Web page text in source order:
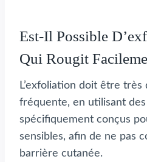
Est-Il Possible
Qui Rougit
L’exfoliation doit être très
fréquente, en utilisant
spécifiquement conçus
sensibles, afin de ne pas
barrière cutanée.